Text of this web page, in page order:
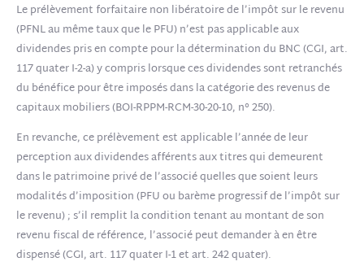
Le prélèvement forfaitaire non libératoire de l’impôt sur le revenu
(PFNL au même taux que le PFU) n’est pas applicable aux
dividendes pris en compte pour la détermination du BNC (CGI, art.
117 quater I-2-a) y compris lorsque ces dividendes sont retranchés
du bénéfice pour être imposés dans la catégorie des revenus de
capitaux mobiliers (BOI-RPPM-RCM-30-20-10, n° 250).
En revanche, ce prélèvement est applicable l’année de leur
perception aux dividendes afférents aux titres qui demeurent
dans le patrimoine privé de l’associé quelles que soient leurs
modalités d’imposition (PFU ou barème progressif de l’impôt sur
le revenu) ; s’il remplit la condition tenant au montant de son
revenu fiscal de référence, l’associé peut demander à en être
dispensé (CGI, art. 117 quater I-1 et art. 242 quater).